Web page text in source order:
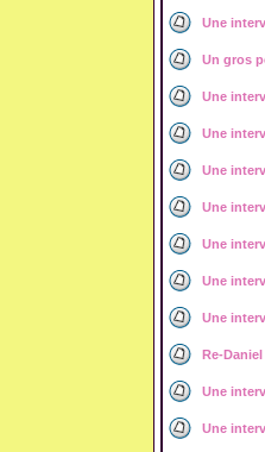
Une
Un gros
Une
Une
Une
Une
Une
Une
Une
Re-
Une
Une